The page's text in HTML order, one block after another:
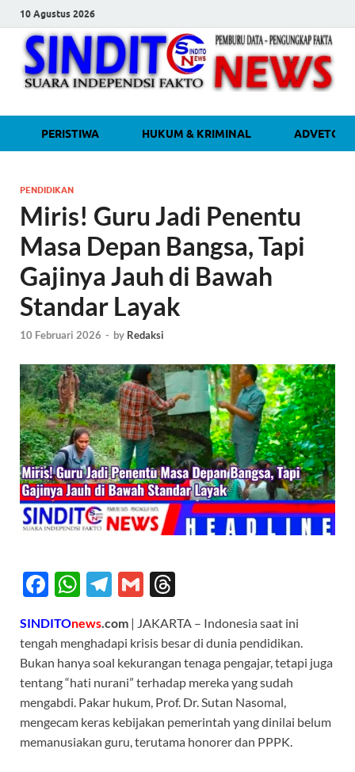
10 Agustus 2026
Media Independen Faktual dan
Terpercaya
PERISTIWA HUKUM & KRIMINAL
PENDIDIKAN
Miris! Guru Jadi Penentu
Masa Depan Bangsa, Tapi
Gajinya Jauh di Bawah
Standar Layak
10 Februari 2026 - by Redaksi
F
e
b
o
o
k
W
at
s
A
p
p
T
e
gr
a
m
G
ail e
a
ds
SINDITOnews.com | JAKARTA – Indonesia saat ini
tengah menghadapi krisis besar di dunia pendidikan.
Bukan hanya soal kekurangan tenaga pengajar, tetapi juga
tentang “hati nurani” terhadap mereka yang sudah
mengabdi. Pakar hukum, Prof. Dr. Sutan Nasomal,
mengecam keras kebijakan pemerintah yang dinilai belum
memanusiakan guru, terutama honorer dan PPPK.